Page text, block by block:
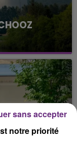
situation
est toujours
notre priorité
sans accepter